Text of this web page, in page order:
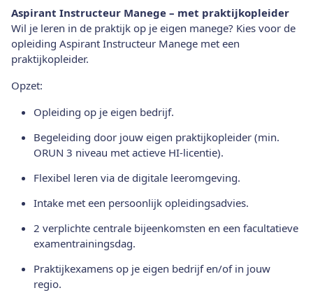
Aspirant Instructeur Manege – met praktijkopleider
Wil je leren in de praktijk op je eigen manege? Kies voor de
opleiding Aspirant Instructeur Manege met een
praktijkopleider.
Opzet:
Opleiding op je eigen bedrijf.
Begeleiding door jouw eigen praktijkopleider (min.
ORUN 3 niveau met actieve HI-licentie).
Flexibel leren via de digitale leeromgeving.
Intake met een persoonlijk opleidingsadvies.
2 verplichte centrale bijeenkomsten en een facultatieve
examentrainingsdag.
Praktijkexamens op je eigen bedrijf en/of in jouw
regio.